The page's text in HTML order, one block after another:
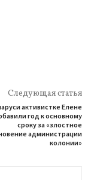
Следующая статья
активистке Елене
год к основному
сроку за «злостное
администрации
колонии»